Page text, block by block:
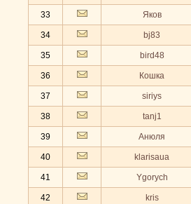
33 Яков
34 bj83
35 bird48
36 Кошка
37 siriys
38 tanj1
39 Анюля
40 klarisaua
41 Ygorych
42 kris